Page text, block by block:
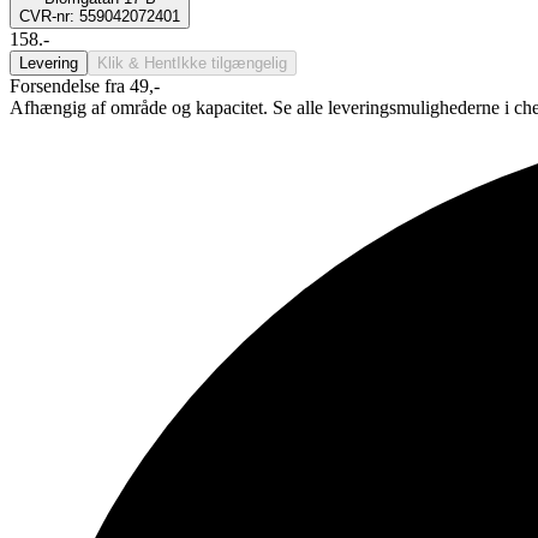
CVR-nr: 559042072401
158.-
Levering Klik & Hent Ikke tilgængelig
Forsendelse fra 49,-
Afhængig af område og kapacitet. Se alle leveringsmulighederne i